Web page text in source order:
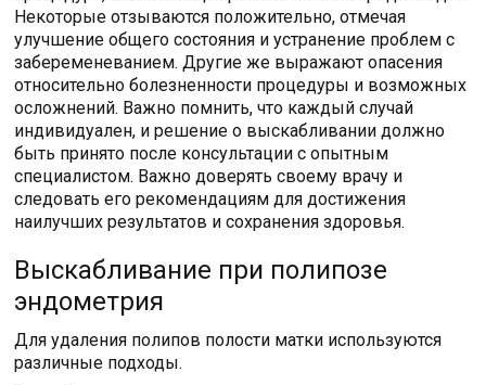
Некоторые отзываются положительно, отмечая
улучшение общего состояния и устранение проблем с
забеременеванием. Другие же выражают опасения
относительно болезненности процедуры и возможных
осложнений. Важно помнить, что каждый случай
индивидуален, и решение о выскабливании должно
быть принято после консультации с опытным
специалистом. Важно доверять своему врачу и
следовать его рекомендациям для достижения
наилучших результатов и сохранения здоровья.
Выскабливание при полипозе
эндометрия
Для удаления полипов полости матки используются
различные подходы.